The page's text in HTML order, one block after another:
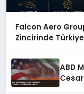
Falcon Aero
Zincirinde
ABD